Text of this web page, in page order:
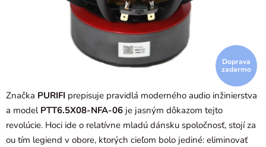
Značka PURIFI prepisuje pravidlá moderného audio inžinierstva
a model PTT6.5X08-NFA-06 je jasným dôkazom tejto
revolúcie. Hoci ide o relatívne mladú dánsku spoločnosť, stojí za
ou tím legiend v obore, ktorých cieľom bolo jediné: eliminovať
Doprava
zadarmo